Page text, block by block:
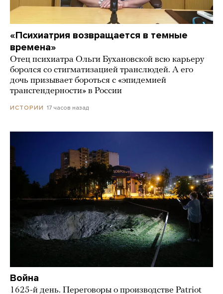
«Психиатрия возвращается в темные
времена»
Отец психиатра Ольги Бухановской всю карьеру
боролся со стигматизацией транслюдей. А его
дочь призывает бороться с «эпидемией
трансгендерности» в России
ИСТОРИИ 17 часов назад
Война
1625-й день. Переговоры о производстве Patriot